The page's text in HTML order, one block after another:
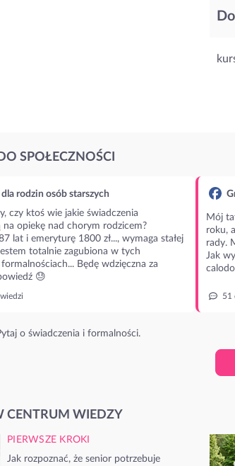
SPOŁECZNOŚCI
rodzin osób starszych
czy ktoś wie jakie świadczenia
na opiekę nad chorym rodzicem?
lat i emeryturę 1800 zł..., wymaga stałej
totalnie zagubiona w tych
Będę wdzięczna za
😓
o świadczenia i formalności.
Mój
roku,
rady.
Jak
51
CENTRUM WIEDZY
PIERWSZE KROKI
Jak rozpoznać, że senior potrzebuje